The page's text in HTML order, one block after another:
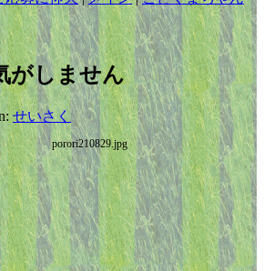
がしません
せいさく